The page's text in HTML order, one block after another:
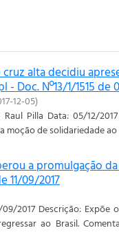
alta decidiu
Nº13/1/1515 de
12-05)
Pilla Data: 05/12/
de solidariedade
a promulgação
11/09/2017
2017 Descrição:
ao Brasil.